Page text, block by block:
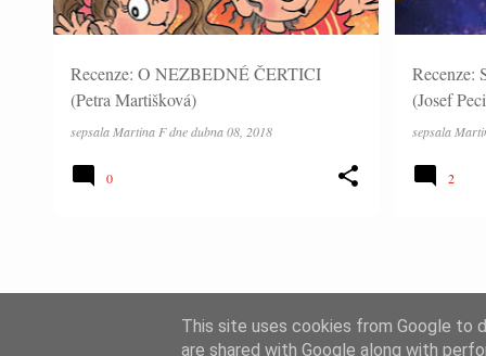
Recenze: O NEZBEDNÉ ČERTICI
(Petra Martišková)
sepsala Martina F dnedubna 08, 2018
0
(Josef
sepsala
2
This site uses cookies from Google to
are shared with Google along with